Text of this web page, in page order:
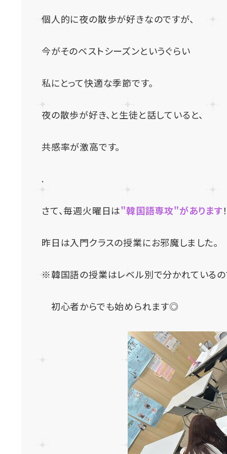
個人的に夜の散歩が好きなのですが、
今がそのベストシーズンというぐらい
私にとって快適な季節です。
夜の散歩が好き、と生徒と話していると、
共感率が激高です。
.
さて、毎週火曜日は"韓国語専攻"があります
昨日は入門クラスの授業にお邪魔しました。
※韓国語の授業はレベル別で分かれているの
初心者からでも始められます◎